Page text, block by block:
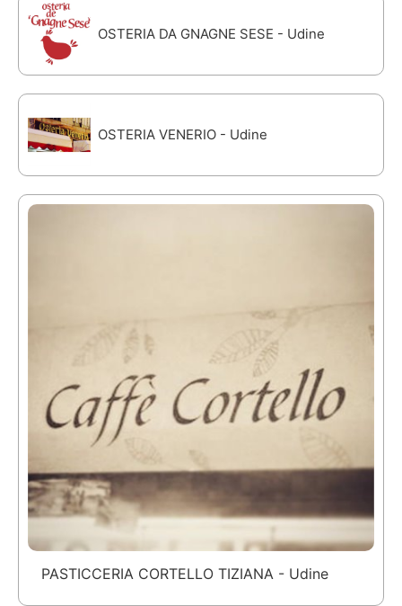
OSTERIA DA GNAGNE SESE - Udine
OSTERIA VENERIO - Udine
PASTICCERIA CORTELLO TIZIANA - Udine